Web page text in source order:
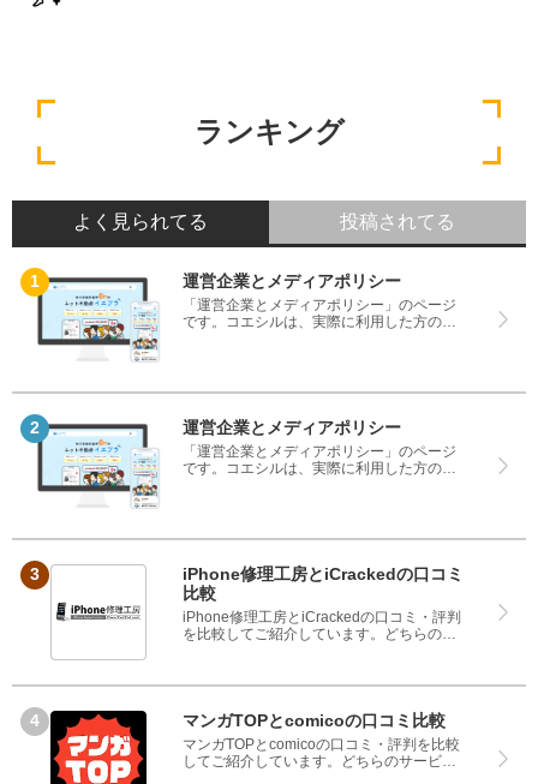
ランキング
よく見られてる 投稿されてる
運営企業とメディアポリシー
「運営企業とメディアポリシー」のページ
です。コエシルは、実際に利用した方の口
なく、悪い口コミもしっかり掲載している
さい。
運営企業とメディアポリシー
「運営企業とメディアポリシー」のページ
です。コエシルは、実際に利用した方の口
なく、悪い口コミもしっかり掲載している
さい。
iPhone修理工房とiCrackedの口コミ
比較
iPhone修理工房とiCrackedの口コミ・評判
を比較してご紹介しています。どちらのサ
て、iPhone修理工房とiCrackedのどちらを
マンガTOPとcomicoの口コミ比較
マンガTOPとcomicoの口コミ・評判を比較
してご紹介しています。どちらのサービス